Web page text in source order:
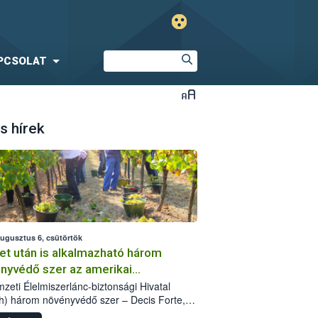
hírek
6, csütörtök
után is alkalmazható három
szer az amerikai
ellen
Élelmiszerlánc-biztonsági Hivatal
három növényvédő szer – Decis Forte,
24 EW, Oroganic – engedélyokiratát